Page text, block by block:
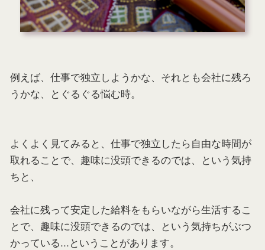
例えば、仕事で独立しようかな、それとも会社に残ろ
うかな、とぐるぐる悩む時。
よくよく見てみると、仕事で独立したら自由な時間が
取れることで、趣味に没頭できるのでは、という気持
ちと、
会社に残って安定した給料をもらいながら生活するこ
とで、趣味に没頭できるのでは、という気持ちがぶつ
かっている...ということがあります。